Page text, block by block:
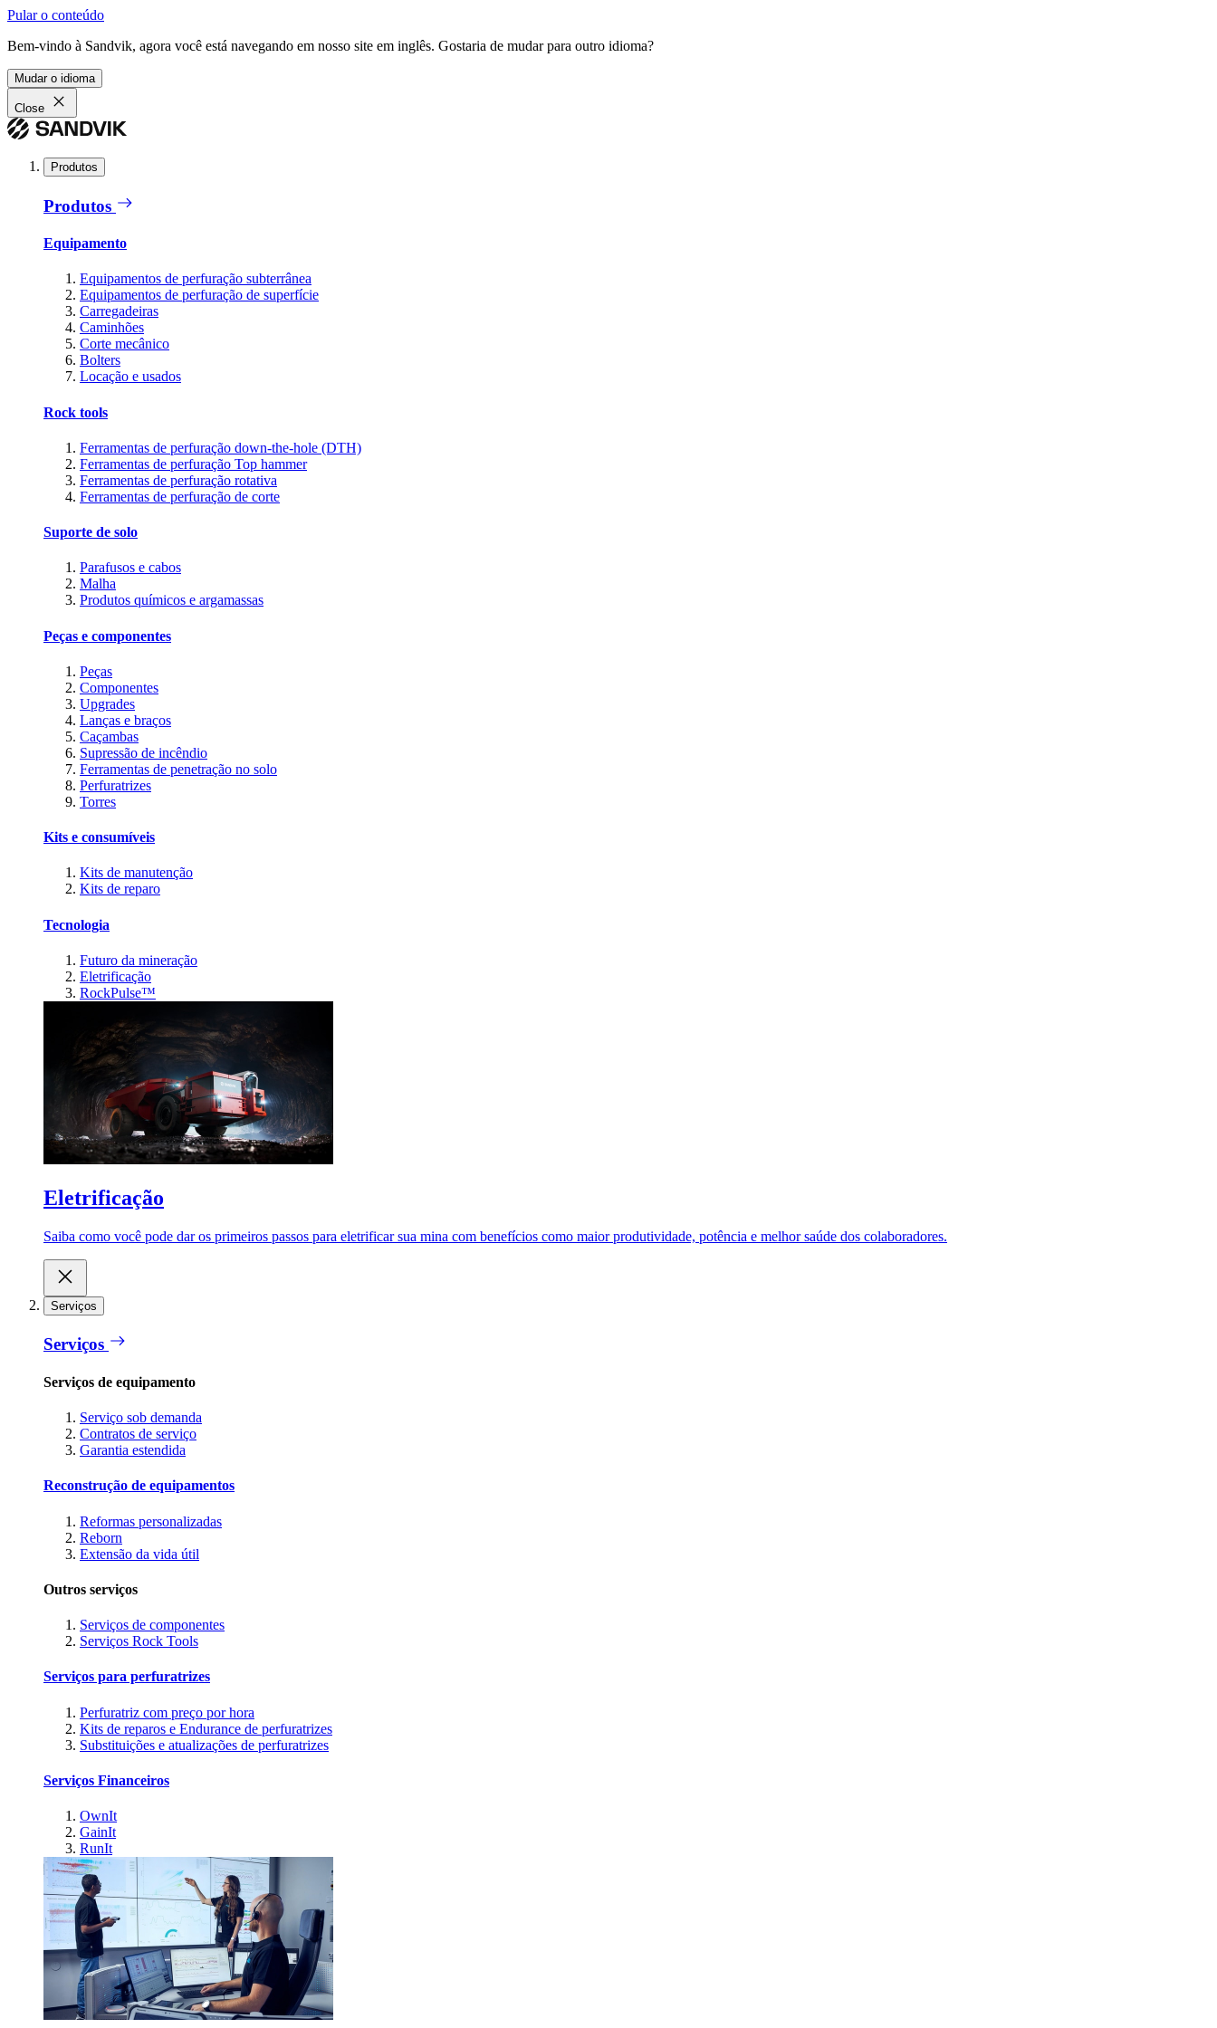
Pular o conteúdo
Bem-vindo à Sandvik, agora você está navegando em nosso site em inglês. Gostaria de mudar para outro idioma?
Mudar o idioma
Close
Produtos
Produtos
Equipamento
Equipamentos de perfuração subterrânea
Equipamentos de perfuração de superfície
Carregadeiras
Caminhões
Corte mecânico
Bolters
Locação e usados
Rock tools
Ferramentas de perfuração down-the-hole (DTH)
Ferramentas de perfuração Top hammer
Ferramentas de perfuração rotativa
Ferramentas de perfuração de corte
Suporte de solo
Parafusos e cabos
Malha
Produtos químicos e argamassas
Peças e componentes
Peças
Componentes
Upgrades
Lanças e braços
Caçambas
Supressão de incêndio
Ferramentas de penetração no solo
Perfuratrizes
Torres
Kits e consumíveis
Kits de manutenção
Kits de reparo
Tecnologia
Futuro da mineração
Eletrificação
RockPulse™
Eletrificação
Saiba como você pode dar os primeiros passos para eletrificar sua mina com benefícios como maior produtividade, potência e melhor saúde dos colaboradores.
Serviços
Serviços
Serviços de equipamento
Serviço sob demanda
Contratos de serviço
Garantia estendida
Reconstrução de equipamentos
Reformas personalizadas
Reborn
Extensão da vida útil
Outros serviços
Serviços de componentes
Serviços Rock Tools
Serviços para perfuratrizes
Perfuratriz com preço por hora
Kits de reparos e Endurance de perfuratrizes
Substituições e atualizações de perfuratrizes
Serviços Financeiros
OwnIt
GainIt
RunIt